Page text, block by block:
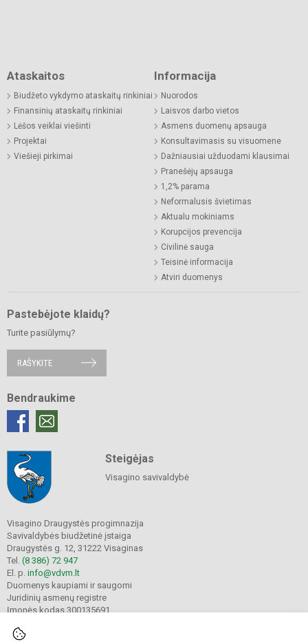
Ataskaitos
Biudžeto vykdymo ataskaitų rinkiniai
Finansinių ataskaitų rinkiniai
Lėšos veiklai viešinti
Projektai
Viešieji pirkimai
Informacija
Nuorodos
Laisvos darbo vietos
Asmens duomenų apsauga
Konsultavimasis su visuomene
Dažniausiai užduodami klausimai
Pranešėjų apsauga
1,2% parama
Neformalusis švietimas
Aktualu mokiniams
Korupcijos prevencija
Civilinė sauga
Teisinė informacija
Atviri duomenys
Pastebėjote klaidų?
Turite pasiūlymų?
RAŠYKITE
Bendraukime
Steigėjas
Visagino savivaldybė
Visagino Draugystės progimnazija
Savivaldybės biudžetinė įstaiga
Draugystės g. 12, 31222 Visaginas
Tel. (8 386) 72 947
El. p. info@vdvm.lt
Duomenys kaupiami ir saugomi
Juridinių asmenų registre
Įmonės kodas 300135691